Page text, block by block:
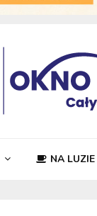
NA LUZIE